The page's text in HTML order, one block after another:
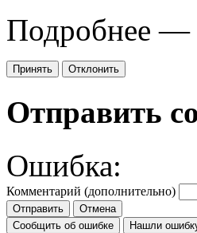
Подробнее —
Принять Отклонить
Отправить
Ошибка:
Комментарий (дополнительно)
Отправить
Отмена
Сообщить об ошибке
Нашли